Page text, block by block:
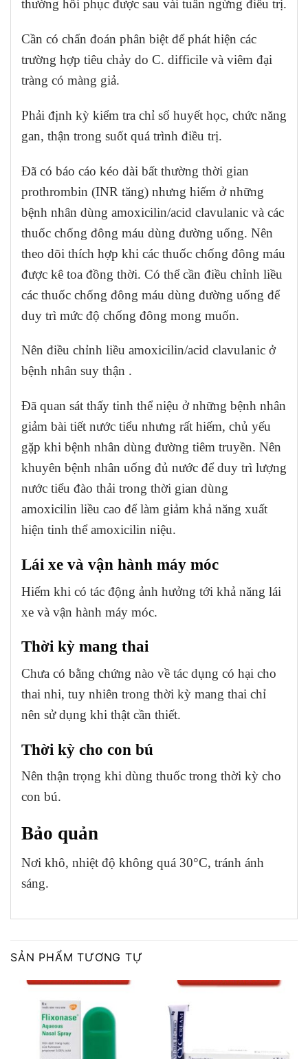
thường hồi phục được sau vài tuần ngừng điều trị.
Cần có chẩn đoán phân biệt để phát hiện các
trường hợp tiêu chảy do C. difficile và viêm đại
tràng có màng giả.
Phải định kỳ kiểm tra chỉ số huyết học, chức năng
gan, thận trong suốt quá trình điều trị.
Đã có báo cáo kéo dài bất thường thời gian
prothrombin (INR tăng) nhưng hiếm ở những
bệnh nhân dùng amoxicilin/acid clavulanic và các
thuốc chống đông máu dùng đường uống. Nên
theo dõi thích hợp khi các thuốc chống đông máu
được kê toa đồng thời. Có thể cần điều chỉnh liều
các thuốc chống đông máu dùng đường uống để
duy trì mức độ chống đông mong muốn.
Nên điều chỉnh liều amoxicilin/acid clavulanic ở
bệnh nhân suy thận .
Đã quan sát thấy tinh thể niệu ở những bệnh nhân
giảm bài tiết nước tiểu nhưng rất hiếm, chủ yếu
gặp khi bệnh nhân dùng đường tiêm truyền. Nên
khuyên bệnh nhân uống đủ nước để duy trì lượng
nước tiểu đào thải trong thời gian dùng
amoxicilin liều cao để làm giảm khả năng xuất
hiện tinh thể amoxicilin niệu.
Lái xe và vận hành máy móc
Hiếm khi có tác động ảnh hưởng tới khả năng lái
xe và vận hành máy móc.
Thời kỳ mang thai
Chưa có bằng chứng nào về tác dụng có hại cho
thai nhi, tuy nhiên trong thời kỳ mang thai chỉ
nên sử dụng khi thật cần thiết.
Thời kỳ cho con bú
Nên thận trọng khi dùng thuốc trong thời kỳ cho
con bú.
Bảo quản
Nơi khô, nhiệt độ không quá 30°C, tránh ánh
sáng.
SẢN PHẨM TƯƠNG TỰ